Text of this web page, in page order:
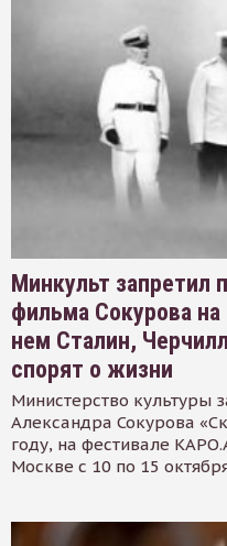
Минкульт запретил
фильма Сокурова
нем Сталин,
спорят о жизни
Министерство культуры
Александра Сокурова
году, на фестивале
Москве с 10 по 15